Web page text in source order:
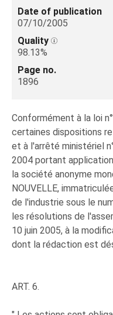
Date of publication
07/10/2005
Quality
98.13%
Page no.
1896
Conformément à la loi
certaines dispositions
et à l'arrêté ministériel
2004 portant
la société anonyme
NOUVELLE,
de l'industrie sous le
les résolutions de
10 juin 2005, à la
dont la rédaction est
ART. 6.